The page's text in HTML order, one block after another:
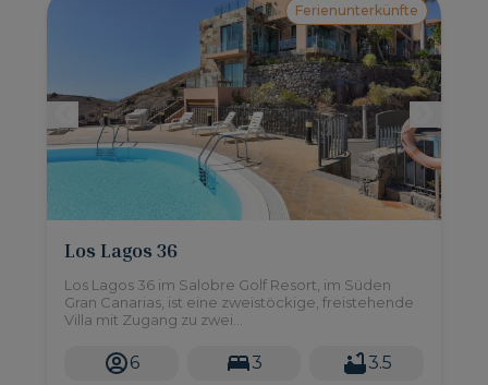
Ferienunterkünfte
Los Lagos 36
Los Lagos 36 im Salobre Golf Resort, im Süden
Gran Canarias, ist eine zweistöckige, freistehende
Villa mit Zugang zu zwei
6 Personen.
6 3 3.5